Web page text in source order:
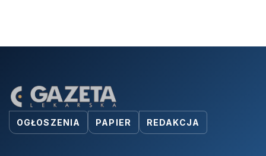
OGŁOSZENIA PAPIER REDAKCJA